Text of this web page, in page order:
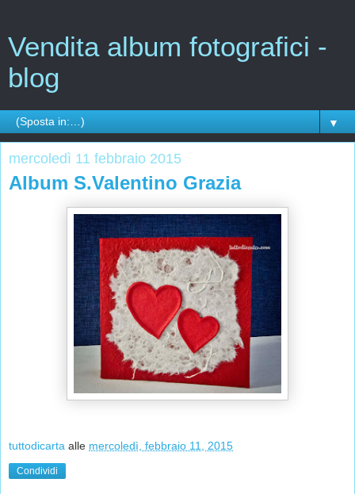
Vendita album fotografici -
blog
▼
mercoledì 11 febbraio 2015
Album S.Valentino Grazia
tuttodicarta alle mercoledì, febbraio 11, 2015
Condividi